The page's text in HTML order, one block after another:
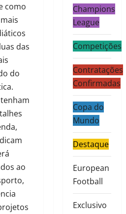
como
das
do
ao
Champions
League
Competições
Contratações
Confirmadas
Copa do
Mundo
Destaque
European
Football
Exclusivo